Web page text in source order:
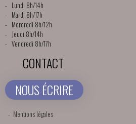
- Lundi 8h/14h
- Mardi 8h/17h
- Mercredi 8h/12h
- Jeudi 8h/14h
- Vendredi 8h/17h
CONTACT
NOUS ÉCRIRE
- Mentions légales